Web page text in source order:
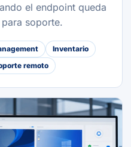
el endpoint queda
soporte.
Inventario
remoto